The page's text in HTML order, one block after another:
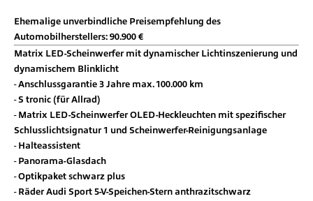
Ehemalige unverbindliche Preisempfehlung des
Automobilherstellers: 90.900 €
Matrix LED-Scheinwerfer mit dynamischer Lichtinszenierung und
dynamischem Blinklicht
Anschlussgarantie 3 Jahre max. 100.000 km
S tronic (für Allrad)
Matrix LED-Scheinwerfer OLED-Heckleuchten mit spezifischer
Schlusslichtsignatur 1 und Scheinwerfer-Reinigungsanlage
Halteassistent
Panorama-Glasdach
Optikpaket schwarz plus
Räder Audi Sport 5-V-Speichen-Stern anthrazitschwarz